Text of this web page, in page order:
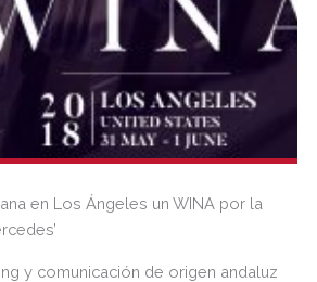
en Los Ángeles un WINA por la
y comunicación de origen andaluz